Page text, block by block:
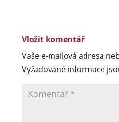
Vložit komentář
Vaše e-mailová adresa
Vyžadované informace